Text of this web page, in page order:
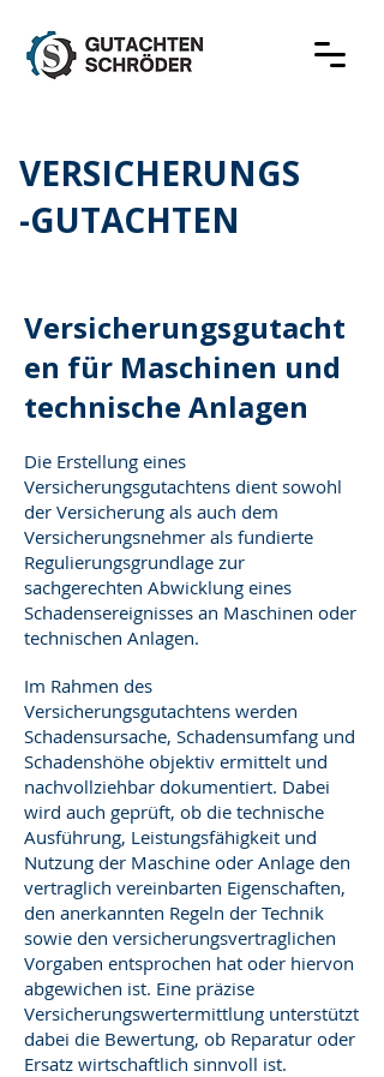
VERSICHERUNGS
-GUTACHTEN
Versicherungsgutacht
en für Maschinen und
technische Anlagen
Die Erstellung eines
Versicherungsgutachtens dient sowohl
der Versicherung als auch dem
Versicherungsnehmer als fundierte
Regulierungsgrundlage zur
sachgerechten Abwicklung eines
Schadensereignisses an Maschinen oder
technischen Anlagen.
Im Rahmen des
Versicherungsgutachtens werden
Schadensursache, Schadensumfang und
Schadenshöhe objektiv ermittelt und
nachvollziehbar dokumentiert. Dabei
wird auch geprüft, ob die technische
Ausführung, Leistungsfähigkeit und
Nutzung der Maschine oder Anlage den
vertraglich vereinbarten Eigenschaften,
den anerkannten Regeln der Technik
sowie den versicherungsvertraglichen
Vorgaben entsprochen hat oder hiervon
abgewichen ist. Eine präzise
Versicherungswertermittlung unterstützt
dabei die Bewertung, ob Reparatur oder
Ersatz wirtschaftlich sinnvoll ist.